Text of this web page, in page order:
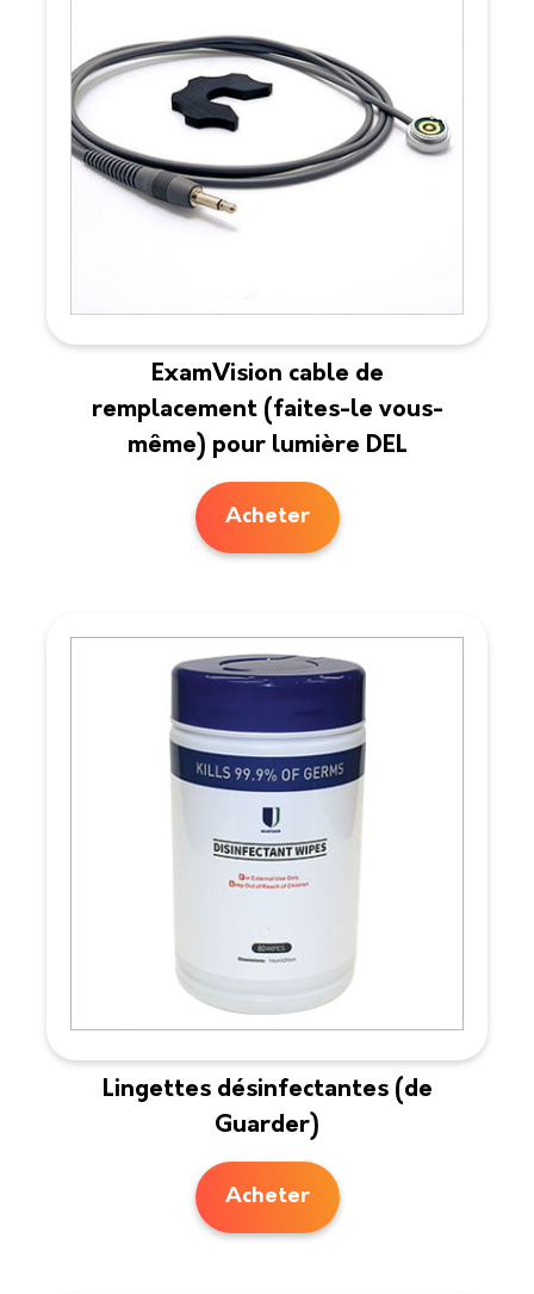
ExamVision cable de
remplacement (faites-le vous-
même) pour lumière DEL
Acheter
Lingettes désinfectantes (de
Guarder)
Acheter